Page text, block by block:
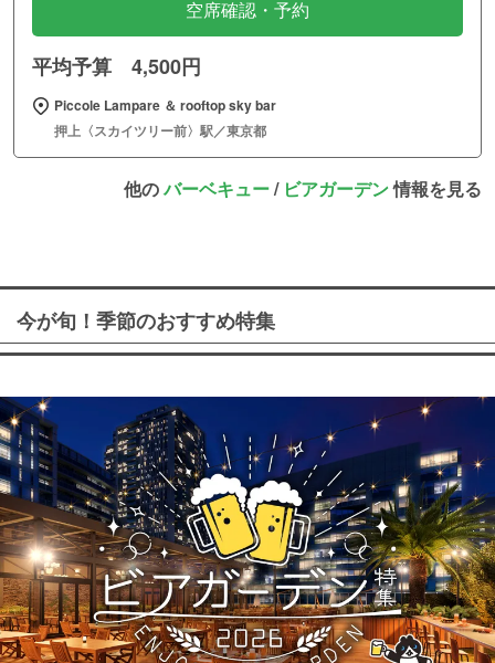
空席確認・予約
平均予算 4,500円
Piccole Lampare ＆ rooftop sky bar
押上〈スカイツリー前〉駅／東京都
他のバーベキュー/ ビアガーデン情報を見る
今が旬！季節のおすすめ特集